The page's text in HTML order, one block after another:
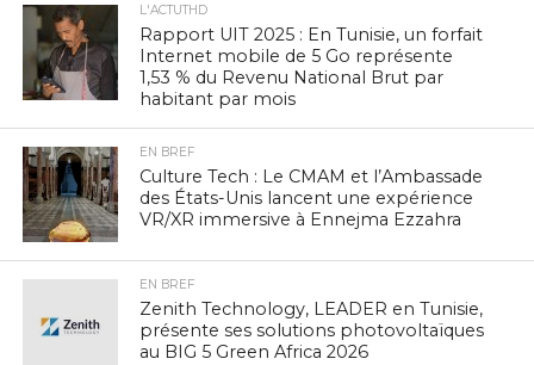
L'ACTUTHD
Rapport UIT 2025 : En Tunisie, un forfait
Internet mobile de 5 Go représente
1,53 % du Revenu National Brut par
habitant par mois
EN BREF
Culture Tech : Le CMAM et l’Ambassade
des États-Unis lancent une expérience
VR/XR immersive à Ennejma Ezzahra
EN BREF
Zenith Technology, LEADER en Tunisie,
présente ses solutions photovoltaïques
au BIG 5 Green Africa 2026